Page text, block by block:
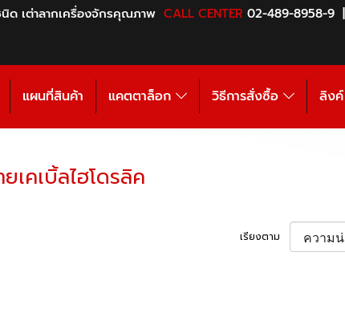
ด เต่าลากเครื่องจักรคุณภาพ CALL CENTER 02-489-8958-9 |
แผนที่สินค้า แคตตาล็อก วิธีการสั่งซื้อ ลิงค์
เคเบิ้ลไฮโดรลิค
เรียงตาม